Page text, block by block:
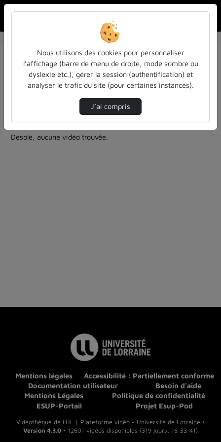
Résultats de la recherche
Filtres actifs (cliquer pour en retirer) :
entendu-des-confs-a-ecouter
Allemand
informatique
1 vidéo trouvée
Désolé, aucune vidéo trouvée.
Mentions légales
Accessibilité : Partiellement conforme
Documentation utilisateur
Besoin d'aide
Mentions Légales
Politique de confidentialité
ESUP-Portail
Projet Esup-Pod
Vidéothèque de l'UL | Plateforme vidéo - Université de Lorraine •
Version 4.3.0 • 12601 vidéos disponibles (319 jours, 16:33:41)
Nous utilisons des cookies pour personnaliser
l’affichage (barre de menu de droite, mode sombre ou
dyslexie etc.), gérer la session (authentification) et
analyser le trafic du site (pour certaines instances).
J’ai compris